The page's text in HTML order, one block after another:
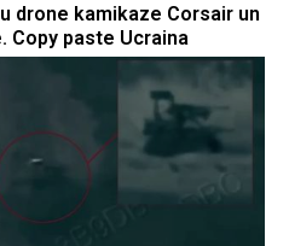
drone kamikaze Corsair un
Copy paste Ucraina